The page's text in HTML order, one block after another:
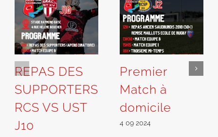
REPAS DES
SUPPORTERS
RCS VS UST
J10
Premier
Match à
domicile
4 09 2024